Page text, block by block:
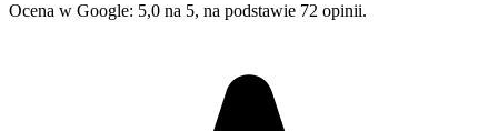
Ocena w Google: 5,0 na 5, na podstawie 72 opinii.